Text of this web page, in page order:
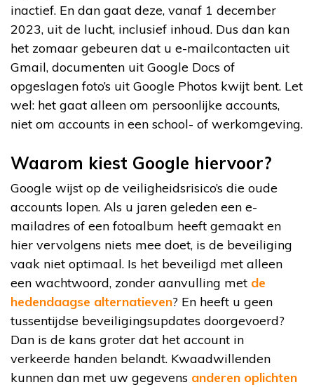
inactief. En dan gaat deze, vanaf 1 december
2023, uit de lucht, inclusief inhoud. Dus dan kan
het zomaar gebeuren dat u e-mailcontacten uit
Gmail, documenten uit Google Docs of
opgeslagen foto’s uit Google Photos kwijt bent. Let
wel: het gaat alleen om persoonlijke accounts,
niet om accounts in een school- of werkomgeving.
Waarom kiest Google hiervoor?
Google wijst op de veiligheidsrisico’s die oude
accounts lopen. Als u jaren geleden een e-
mailadres of een fotoalbum heeft gemaakt en
hier vervolgens niets mee doet, is de beveiliging
vaak niet optimaal. Is het beveiligd met alleen
een wachtwoord, zonder aanvulling met de
hedendaagse alternatieven? En heeft u geen
tussentijdse beveiligingsupdates doorgevoerd?
Dan is de kans groter dat het account in
verkeerde handen belandt. Kwaadwillenden
kunnen dan met uw gegevens anderen oplichten